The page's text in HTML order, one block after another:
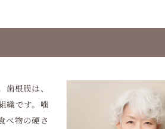
根膜は、
織です。噛
べ物の硬さ